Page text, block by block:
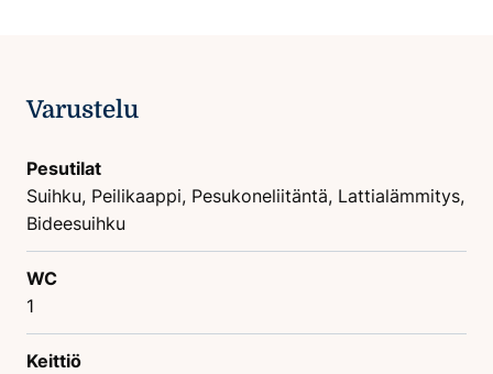
Varustelu
Pesutilat
Suihku, Peilikaappi, Pesukoneliitäntä, Lattialämmitys,
Bideesuihku
WC
1
Keittiö